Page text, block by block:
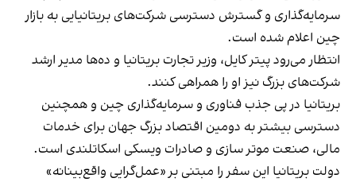
سرمایه‌گذاری و گسترش دسترسی شرکت‌های بریتانیایی به بازار
چین اعلام شده است.
انتظار می‌رود پیتر کایل، وزیر تجارت بریتانیا و ده‌ها مدیر ارشد
شرکت‌های بزرگ نیز او را همراهی کنند.
بریتانیا در پی جذب فناوری و سرمایه‌گذاری چین و همچنین
دسترسی بیشتر به دومین اقتصاد بزرگ جهان برای خدمات
مالی، صنعت موتر سازی و صادرات ویسکی اسکاتلندی است.
دولت بریتانیا این سفر را مبتنی بر «عمل‌گرایی واقع‌بینانه»